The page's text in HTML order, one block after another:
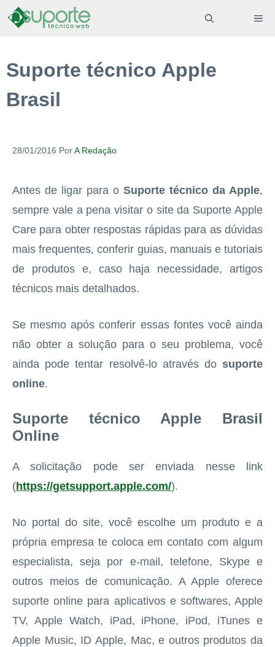
Pular
para
conteúdo
Suporte técnico Apple
Brasil
28/01/2016 PorA Redação
Antes de ligar para o Suporte técnico da Apple,
sempre vale a pena visitar o site da Suporte Apple
Care para obter respostas rápidas para as dúvidas
mais frequentes, conferir guias, manuais e tutoriais
de produtos e, caso haja necessidade, artigos
técnicos mais detalhados.
Se mesmo após conferir essas fontes você ainda
não obter a solução para o seu problema, você
ainda pode tentar resolvê-lo através do suporte
online.
Suporte técnico Apple Brasil
Online
A solicitação pode ser enviada nesse link
(https://getsupport.apple.com/).
No portal do site, você escolhe um produto e a
própria empresa te coloca em contato com algum
especialista, seja por e-mail, telefone, Skype e
outros meios de comunicação. A Apple oferece
suporte online para aplicativos e softwares, Apple
TV, Apple Watch, iPad, iPhone, iPod, iTunes e
Apple Music, ID Apple, Mac, e outros produtos da